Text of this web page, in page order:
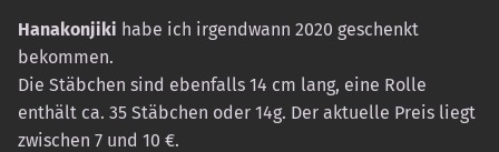
Hanakonjiki habe ich irgendwann 2020 geschenkt
bekommen.
Die Stäbchen sind ebenfalls 14 cm lang, eine Rolle
enthält ca. 35 Stäbchen oder 14g. Der aktuelle Preis liegt
zwischen 7 und 10 €.